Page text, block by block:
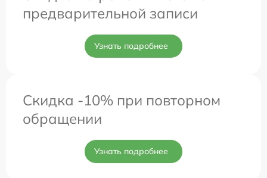
предварительной записи
Узнать подробнее
Скидка -10% при повторном
обращении
Узнать подробнее